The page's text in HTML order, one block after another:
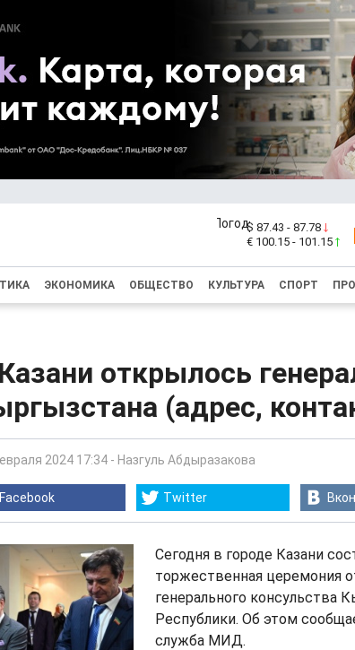
$ 87.43 - 87.78
€ 100.15 - 101.15
ЭКОНОМИКА ОБЩЕСТВО КУЛЬТУРА СПОРТ
открылось
(адрес,
2024 17:34 - Назгуль Абдыразакова
Facebook Twitter
Сегодня в городе Казани
торжественная церемония
генерального консульства
Республики. Об этом
служба МИД.